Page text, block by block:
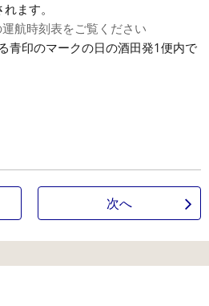
ます。
航時刻表をご覧ください
青印のマークの日の酒田発1便内で
次へ